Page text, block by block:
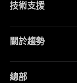
技術支援
關於趨勢
總部